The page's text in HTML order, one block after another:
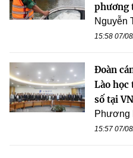
phương
Nguyễn
15:58 07/
Đoàn
Lào học
số tại
Phương
15:57 07/